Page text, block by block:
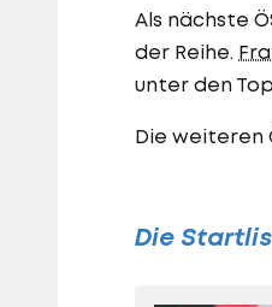
Als nächste
der Reihe.
unter den
Die weiteren
Die